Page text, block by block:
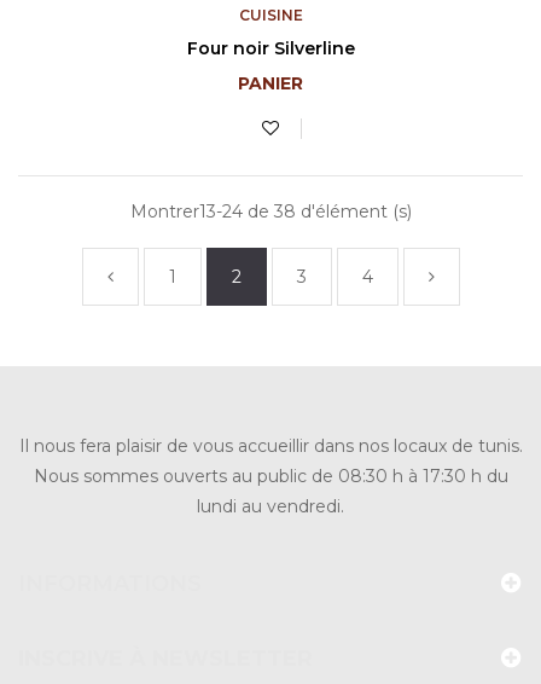
CUISINE
Four noir Silverline
PANIER
Montrer13-24 de 38 d'élément (s)
1 2 3 4
Il nous fera plaisir de vous accueillir dans nos locaux de tunis.
Nous sommes ouverts au public de 08:30 h à 17:30 h du
lundi au vendredi.